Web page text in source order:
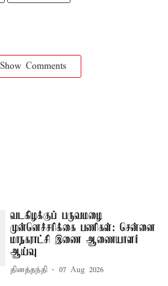
Show Comments
வடகிழக்குப் பருவமழை
முன்னெச்சரிக்கை பணிகள்: சென்னை
மாநகராட்சி இணை ஆணையாளர்
ஆய்வு
தினத்தந்தி 07 Aug 2026